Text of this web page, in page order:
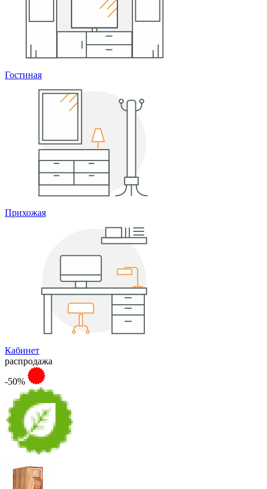
Гостиная
Прихожая
Кабинет
распродажа
-50%